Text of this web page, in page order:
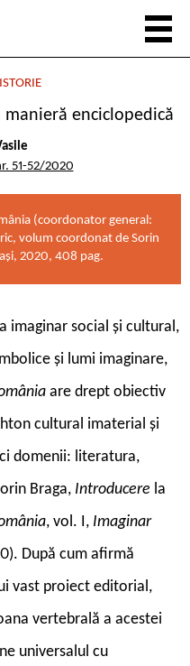
enciclopedică
51-52/2020
(coordonator general:
volum coordonat de Sorin
2020, 408 pag.
imaginar social și cultural,
și lumi imaginare,
are drept obiectiv
cultural imaterial și
domenii: literatura,
Braga, Introducere la
, vol. I, Imaginar
După cum afirmă
vast proiect editorial,
vertebrală a acestei
universalul cu